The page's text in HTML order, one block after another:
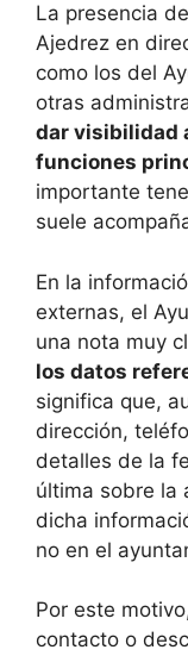
La presencia
Ajedrez en
como los del
otras
dar visibilidad
funciones
importante
suele
En la
externas, el
una nota muy
los datos
significa que,
dirección,
detalles de la
última sobre la
dicha
no en el
Por este
contacto o